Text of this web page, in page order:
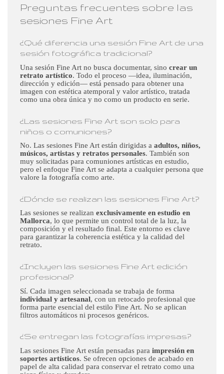
Preguntas frecuentes sobre las
sesiones Fine Art
¿Qué diferencia una sesión Fine Art de una
sesión fotográfica tradicional?
Una sesión Fine Art no busca documentar, sino crear un
retrato artístico. Todo el proceso —idea, iluminación,
dirección y edición— está pensado para obtener una
imagen con estética atemporal y valor artístico, tratada
como una obra única y no como un producto en serie.
¿Las sesiones Fine Art son solo para
niños o comuniones?
No. Las sesiones Fine Art están dirigidas a adultos, niños,
músicos, artistas y retratos personales. También son
muy solicitadas para comuniones artísticas en estudio,
pero el enfoque Fine Art se adapta a cualquier persona que
valore la fotografía como arte.
¿Dónde se realizan las sesiones Fine Art?
Las sesiones se realizan exclusivamente en estudio en
Mallorca, lo que permite un control total de la luz, la
composición y el resultado final. Este entorno es clave
para garantizar la coherencia estética y la calidad del
retrato.
¿Incluyen las sesiones Fine Art edición
profesional?
Sí. Cada imagen seleccionada se trabaja de forma
individual y artesanal, con un retocado profesional que
forma parte esencial del estilo Fine Art. No se aplican
filtros automáticos ni procesos genéricos.
¿Se entregan las fotografías impresas?
Las sesiones Fine Art están pensadas para impresión en
soportes artísticos. Se ofrecen opciones de acabado en
papel de alta calidad para conservar el retrato como una